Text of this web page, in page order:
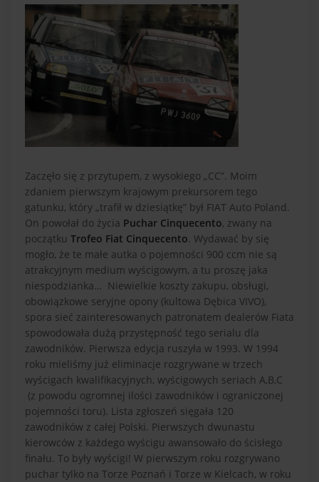
Zaczęło się z przytupem, z wysokiego „CC”. Moim
zdaniem pierwszym krajowym prekursorem tego
gatunku, który „trafił w dziesiątkę” był FIAT Auto Poland.
On powołał do życia Puchar Cinquecento, zwany na
początku Trofeo Fiat Cinquecento. Wydawać by się
mogło, że te małe autka o pojemności 900 ccm nie są
atrakcyjnym medium wyścigowym, a tu proszę jaka
niespodzianka… Niewielkie koszty zakupu, obsługi,
obowiązkowe seryjne opony (kultowa Dębica VIVO),
spora sieć zainteresowanych patronatem dealerów Fiata
spowodowała dużą przystępność tego serialu dla
zawodników. Pierwsza edycja ruszyła w 1993. W 1994
roku mieliśmy już eliminacje rozgrywane w trzech
wyścigach kwalifikacyjnych, wyścigowych seriach A,B,C
(z powodu ogromnej ilości zawodników i ograniczonej
pojemności toru). Lista zgłoszeń sięgała 120
zawodników z całej Polski. Pierwszych dwunastu
kierowców z każdego wyścigu awansowało do ścisłego
finału. To były wyścigi! W pierwszym roku rozgrywano
puchar tylko na Torze Poznań i Torze w Kielcach, w roku